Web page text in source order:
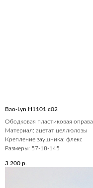
Bao-Lyn H1101 c02
Ободковая пластиковая оправа
Материал: ацетат целлюлозы
Крепление заушника: флекс
Размеры: 57-18-145
3 200 р.